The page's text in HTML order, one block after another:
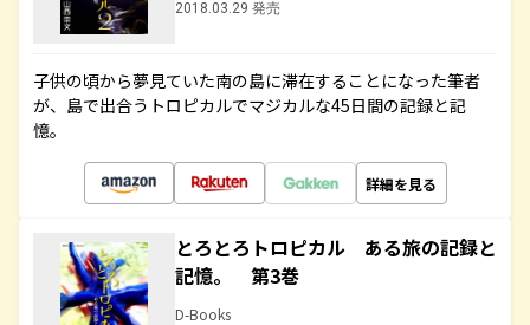
2018.03.29 発売
子供の頃から夢見ていた南の島に滞在することになった筆者
が、島で出合うトロピカルでマジカルな45日間の記録と記
憶。
詳細を見る
とろとろトロピカル ある旅の記録と
記憶。 第3巻
D-Books